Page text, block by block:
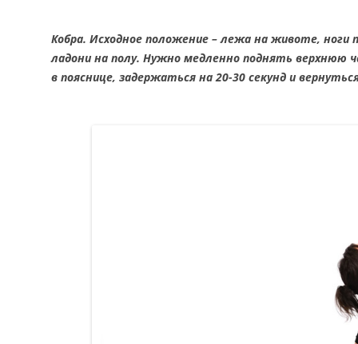
Кобра. Исходное положение – лежа на животе,
ладони на полу. Нужно медленно поднять верхнюю
в пояснице, задержаться на 20-30 секунд и